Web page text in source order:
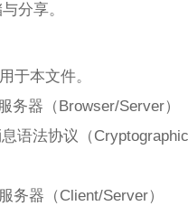
分享。
本文件。
器（Browser/Server）
法协议（
器（Client/Server）